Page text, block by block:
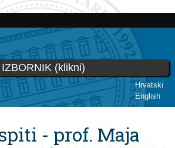
Skip to
content
Hrvatski
English
IZBORNIK (klikni)
- prof. Maja